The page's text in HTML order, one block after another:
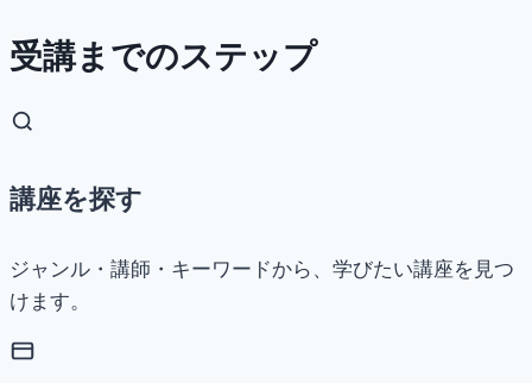
受講までのステップ
講座を探す
ジャンル・講師・キーワードから、学びたい講座を見つ
けます。